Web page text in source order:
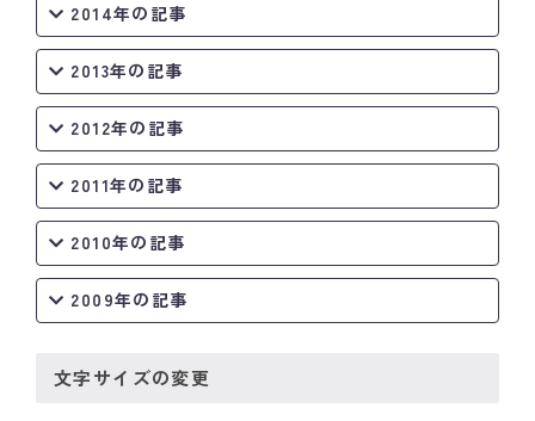
2014年の記事
2013年の記事
2012年の記事
2011年の記事
2010年の記事
2009年の記事
文字サイズの変更